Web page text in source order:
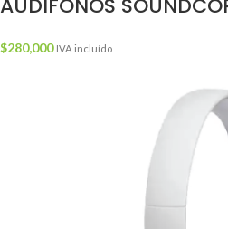
AUDIFONOS
$280,000 IVA incluído